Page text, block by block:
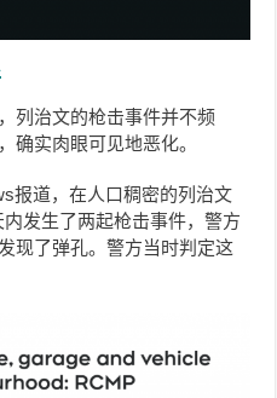
列治文的枪击事件并不频
确实肉眼可见地恶化。
报道，在人口稠密的列治文
发生了两起枪击事件，警方
现了弹孔。警方当时判定这